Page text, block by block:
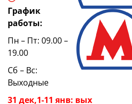
График
работы:
Пн – Пт: 09.00 –
19.00
Сб – Вс:
Выходные
31 дек,1-11 янв: вых